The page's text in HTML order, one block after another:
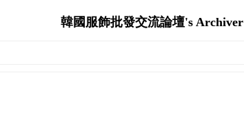
韓國服飾批發交流論壇's Archiver